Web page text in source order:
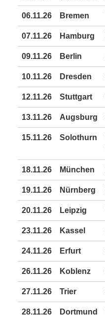
06.11.26 Bremen
07.11.26 Hamburg
09.11.26 Berlin
10.11.26 Dresden
12.11.26 Stuttgart
13.11.26 Augsburg
15.11.26 Solothurn
18.11.26 München
19.11.26 Nürnberg
20.11.26 Leipzig
23.11.26 Kassel
24.11.26 Erfurt
26.11.26 Koblenz
27.11.26 Trier
28.11.26 Dortmund